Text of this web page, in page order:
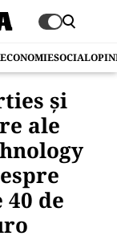
ECONOMIESOCIAL
și
ale
de